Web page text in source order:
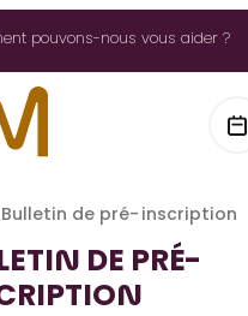
gestion des cookies
pouvons-nous vous aider ?
Bulletin de pré-inscription
DE PRÉ-